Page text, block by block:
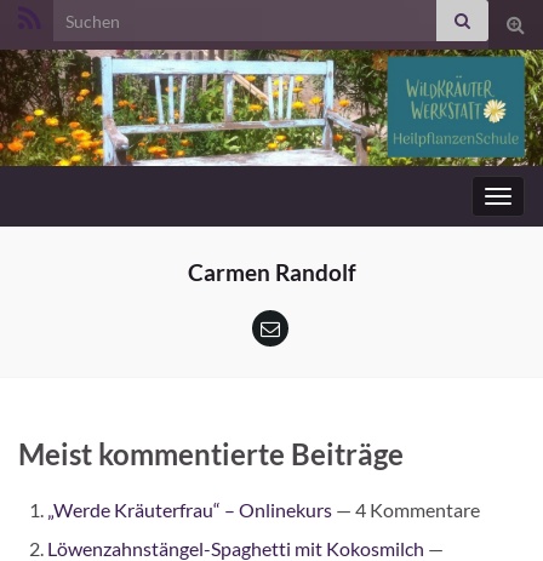
Search for:
Carmen Randolf
Meist kommentierte Beiträge
„Werde Kräuterfrau“ – Onlinekurs — 4 Kommentare
Löwenzahnstängel-Spaghetti mit Kokosmilch —